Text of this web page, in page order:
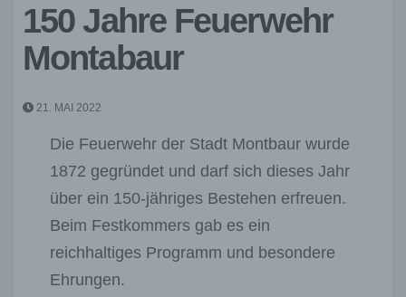
150 Jahre Feuerwehr
Montabaur
21. MAI 2022
Die Feuerwehr der Stadt Montbaur wurde
1872 gegründet und darf sich dieses Jahr
über ein 150-jähriges Bestehen erfreuen.
Beim Festkommers gab es ein
reichhaltiges Programm und besondere
Ehrungen.